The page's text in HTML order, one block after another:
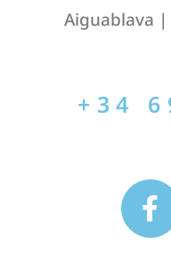
Aiguablava |
+34